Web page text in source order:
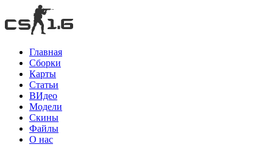
Главная
Сборки
Карты
Статьи
ВИдео
Модели
Скины
Файлы
О нас